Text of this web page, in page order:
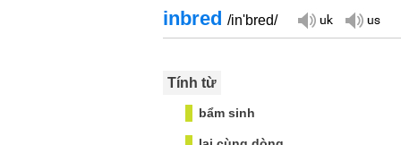
inbred /in'bred/
Tính từ
bẩm sinh